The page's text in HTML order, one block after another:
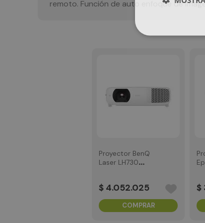
remoto. Función de auto enfoque de
Proyector BenQ
Laser LH730
$ 4.052.025
COMPRAR
$